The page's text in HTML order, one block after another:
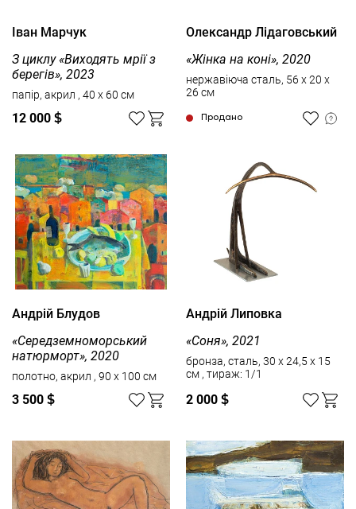
Іван Марчук
З циклу «Виходять мрії з
берегів», 2023
папір, акрил , 40 x 60 см
12 000 $
Олександр Лідаговський
«Жінка на коні», 2020
нержавіюча сталь, 56 х 20 х
26 см
Продано
Андрій Блудов
«Середземноморський
натюрморт», 2020
полотно, акрил , 90 x 100 см
3 500 $
Андрій Липовка
«Соня», 2021
бронза, сталь, 30 х 24,5 х 15
см , тираж: 1/1
2 000 $